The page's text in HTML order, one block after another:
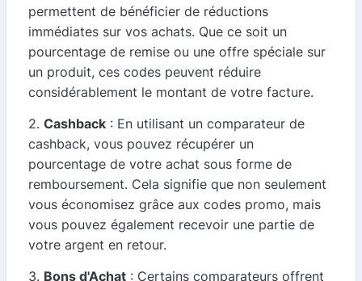
permettent de bénéficier de réductions
immédiates sur vos achats. Que ce soit un
pourcentage de remise ou une offre spéciale sur
un produit, ces codes peuvent réduire
considérablement le montant de votre facture.
2. Cashback : En utilisant un comparateur de
cashback, vous pouvez récupérer un
pourcentage de votre achat sous forme de
remboursement. Cela signifie que non seulement
vous économisez grâce aux codes promo, mais
vous pouvez également recevoir une partie de
votre argent en retour.
3. Bons d'Achat : Certains comparateurs offrent